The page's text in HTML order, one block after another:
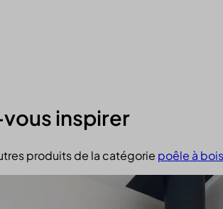
inspirer
produits de la catégorie poêle à bois